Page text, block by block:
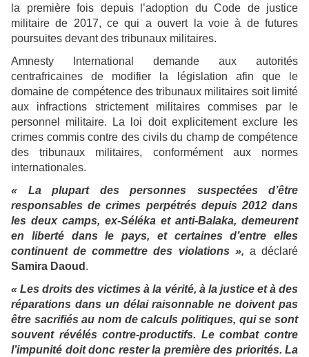
la première fois depuis l’adoption du Code de justice
militaire de 2017, ce qui a ouvert la voie à de futures
poursuites devant des tribunaux militaires.
Amnesty International demande aux autorités
centrafricaines de modifier la législation afin que le
domaine de compétence des tribunaux militaires soit limité
aux infractions strictement militaires commises par le
personnel militaire. La loi doit explicitement exclure les
crimes commis contre des civils du champ de compétence
des tribunaux militaires, conformément aux normes
internationales.
« La plupart des personnes suspectées d’être
responsables de crimes perpétrés depuis 2012 dans
les deux camps, ex-Séléka et anti-Balaka, demeurent
en liberté dans le pays, et certaines d’entre elles
continuent de commettre des violations », a déclaré
Samira Daoud .
« Les droits des victimes à la vérité, à la justice et à des
réparations dans un délai raisonnable ne doivent pas
être sacrifiés au nom de calculs politiques, qui se sont
souvent révélés contre-productifs. Le combat contre
l’impunité doit donc rester la première des priorités. La